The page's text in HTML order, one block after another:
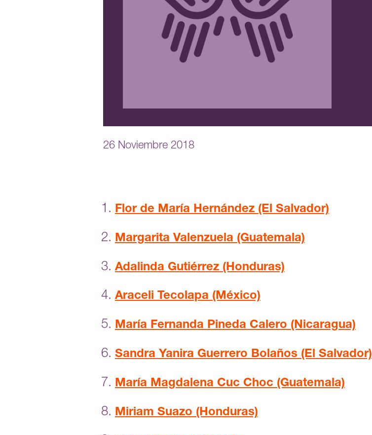
26 Noviembre 2018
Flor de María Hernández (El Salvador)
Margarita Valenzuela (Guatemala)
Adalinda Gutiérrez (Honduras)
Araceli Tecolapa (México)
María Fernanda Pineda Calero (Nicaragua)
Sandra Yanira Guerrero Bolaños (El Salvador)
María Magdalena Cuc Choc (Guatemala)
Miriam Suazo (Honduras)